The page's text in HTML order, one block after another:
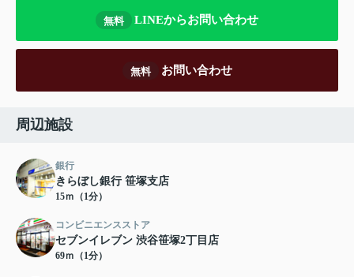
無料 LINEからお問い合わせ
無料 お問い合わせ
周辺施設
銀行
きらぼし銀行 笹塚支店
15ｍ（1分）
コンビニエンスストア
セブンイレブン 渋谷笹塚2丁目店
69ｍ（1分）